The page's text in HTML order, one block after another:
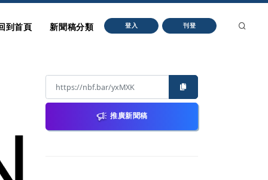
到首頁 新聞稿分類 登入 刊登
推廣新聞稿